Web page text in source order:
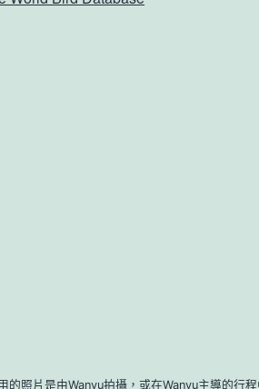
照片是由Wanyu拍攝，或在Wanyu主導的行